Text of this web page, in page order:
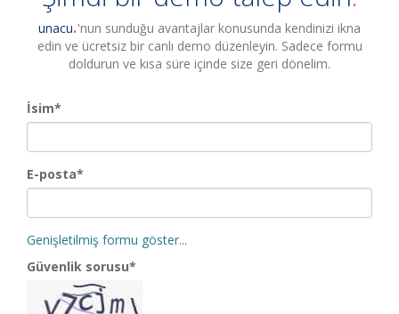
unacu 'nun sunduğu avantajlar konusunda kendinizi ikna
edin ve ücretsiz bir canlı demo düzenleyin. Sadece formu
doldurun ve kısa süre içinde size geri dönelim.
İsim*
E-posta*
Genişletilmiş formu göster...
Güvenlik sorusu*